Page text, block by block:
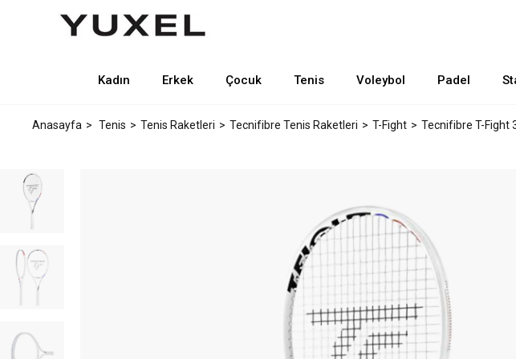
Kadın Erkek Çocuk Tenis Voleybol Padel
Anasayfa Tenis Tenis Raketleri Tecnifibre Tenis Raketleri T-Fight Tecnifibre T-Fight